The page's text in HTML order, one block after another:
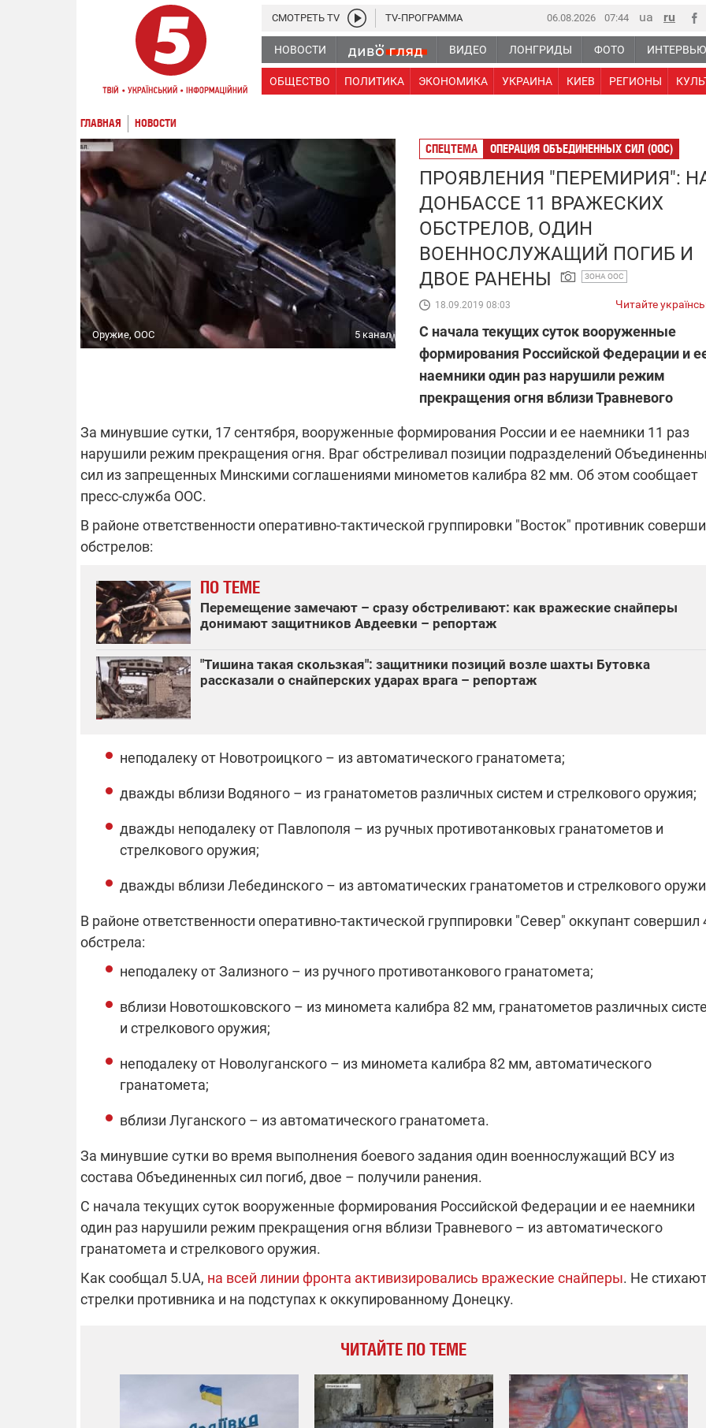
06.08.2026 07:44
НОВОСТИ ВИДЕО ЛОНГРИДЫ ФОТО ИНТЕРВЬЮ
ОБЩЕСТВО ПОЛИТИКА ЭКОНОМИКА УКРАИНА КИЕВ РЕГИОНЫ
СМОТРЕТЬ TV TV-ПРОГРАММА
ГЛАВНАЯ НОВОСТИ
Оружие, ООС 5 канал
СПЕЦТЕМА ОПЕРАЦИЯ ОБЪЕДИНЕННЫХ СИЛ (ООС)
ПРОЯВЛЕНИЯ "ПЕРЕМИРИЯ":
ДОНБАССЕ 11 ВРАЖЕСКИХ
ОБСТРЕЛОВ, ОДИН
ВОЕННОСЛУЖАЩИЙ ПОГИБ И
ДВОЕ РАНЕНЫ
ЗОНА ООС
18.09.2019 08:03 Читайте
С начала текущих суток вооруженные
формирования Российской Федерации и
наемники один раз нарушили режим
прекращения огня вблизи Травневого
За минувшие сутки, 17 сентября, вооруженные формирования России и ее наемники 11 раз
нарушили режим прекращения огня. Враг обстреливал позиции подразделений
сил из запрещенных Минскими соглашениями минометов калибра 82 мм. Об этом сообщает
пресс-служба ООС.
В районе ответственности оперативно-тактической группировки "Восток" противник
обстрелов:
ПО ТЕМЕ
Перемещение замечают – сразу обстреливают: как вражеские снайперы
донимают защитников Авдеевки – репортаж
"Тишина такая скользкая": защитники позиций возле шахты Бутовка
рассказали о снайперских ударах врага – репортаж
неподалеку от Новотроицкого – из автоматического гранатомета;
дважды вблизи Водяного – из гранатометов различных систем и стрелкового оружия;
дважды неподалеку от Павлополя – из ручных противотанковых гранатометов и
стрелкового оружия;
дважды вблизи Лебединского – из автоматических гранатометов и стрелкового
В районе ответственности оперативно-тактической группировки "Север" оккупант совершил
обстрела:
неподалеку от Зализного – из ручного противотанкового гранатомета;
вблизи Новотошковского – из миномета калибра 82 мм, гранатометов различных
и стрелкового оружия;
неподалеку от Новолуганского – из миномета калибра 82 мм, автоматического
гранатомета;
вблизи Луганского – из автоматического гранатомета.
За минувшие сутки во время выполнения боевого задания один военнослужащий ВСУ из
состава Объединенных сил погиб, двое – получили ранения.
С начала текущих суток вооруженные формирования Российской Федерации и ее наемники
один раз нарушили режим прекращения огня вблизи Травневого – из автоматического
гранатомета и стрелкового оружия.
Как сообщал 5.UA, на всей линии фронта активизировались вражеские снайперы. Не
стрелки противника и на подступах к оккупированному Донецку.
ЧИТАЙТЕ ПО ТЕМЕ
Часть потребителей в четырех
областях остается без
связи с аномальной жарой в августе
возможно возобновление графиков
АФЕРАХ ДРУГА ЗЕЛЕНСКОГО
Новое подозрение по делу
НАБУ начало расследование в
Чернышова сняли электронный
браслет слежения
Поддержи
"Машинерию войны" и
выиграй легендарный
"Око и щит": дроны,
продолжается сбор
сразу четырех бригад
Работают на
передовой:
поддержите
"Отправьте
фронт": стрелковая
сил ВСУ собирает на